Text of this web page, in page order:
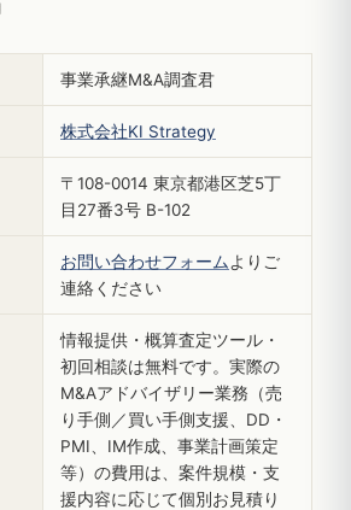
事業承継M&A調査君
株式会社KI Strategy
〒108-0014 東京都港区芝5丁
目27番3号 B-102
お問い合わせフォームよりご
連絡ください
情報提供・概算査定ツール・
初回相談は無料です。実際の
M&Aアドバイザリー業務（売
り手側／買い手側支援、DD・
PMI、IM作成、事業計画策定
等）の費用は、案件規模・支
援内容に応じて個別お見積り